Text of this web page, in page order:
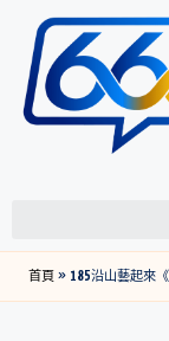
首頁» 185沿山藝起來